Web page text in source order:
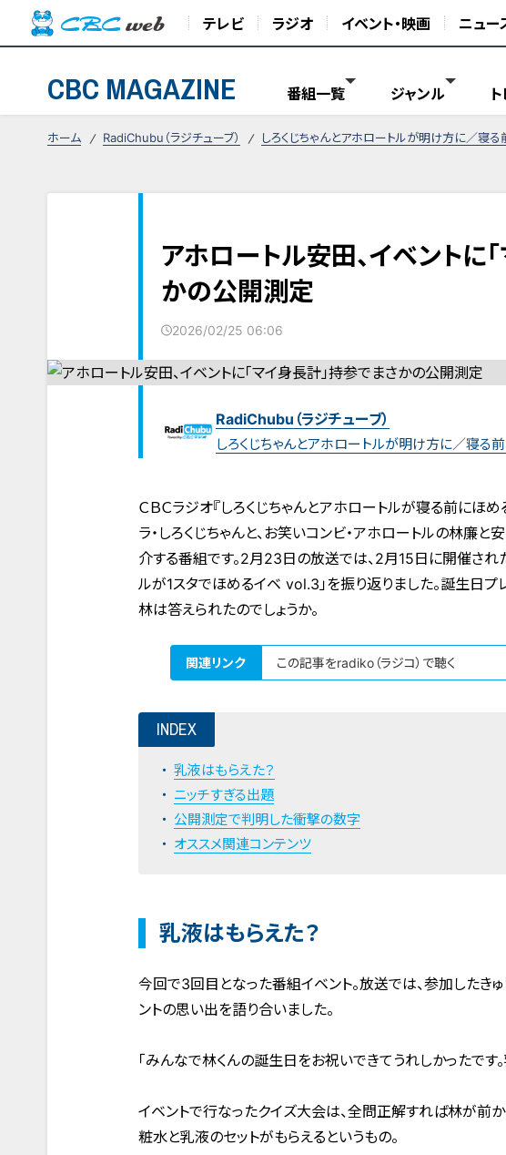
テレビ ラジオ イベント・映画 ニュー
CBC MAGAZINE 番組一覧 ジャンル
ホーム RadiChubu（ラジチューブ） しろくじちゃんとアホロートルが明け方に／寝
アホロートル安田、イベントに
かの公開測定
2026/02/25 06:06
RadiChubu（ラジチューブ）
しろくじちゃんとアホロートルが明け方に／寝
ＣＢＣラジオ『しろくじちゃんとアホロートルが寝る前にほ
ラ・しろくじちゃんと、お笑いコンビ・アホロートルの林廉
介する番組です。2月23日の放送では、2月15日に開催され
ルが1スタでほめるイベ vol.3」を振り返りました。誕生日
林は答えられたのでしょうか。
関連リンク この記事をradiko（ラジコ）で聴く
INDEX
乳液はもらえた？
ニッチすぎる出題
公開測定で判明した衝撃の数字
オススメ関連コンテンツ
乳液はもらえた？
今回で3回目となった番組イベント。放送では、参加したき
ントの思い出を語り合いました。
「みんなで林くんの誕生日をお祝いできてうれしかったです。
イベントで行なったクイズ大会は、全問正解すれば林が前
粧水と乳液のセットがもらえるというもの。